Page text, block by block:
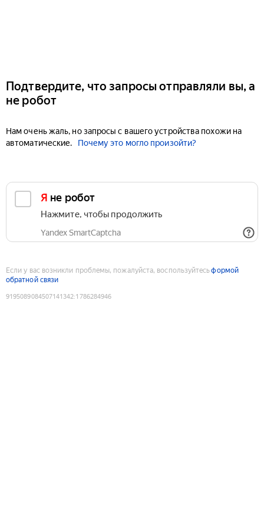
Подтвердите, что запросы отправляли вы, а
не робот
Нам очень жаль, но запросы с вашего устройства похожи на
автоматические.
Почему это могло произойти?
Я не робот
Нажмите, чтобы продолжить
Yandex SmartCaptcha
Если у вас возникли проблемы, пожалуйста, воспользуйтесьформой
обратной связи
9195089084507141342:1786284946